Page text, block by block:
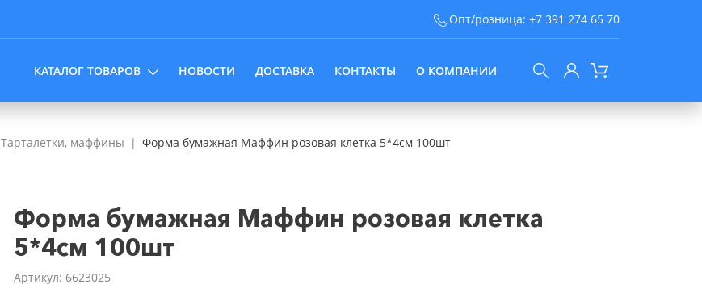
Опт/розница: +7 391 274 65 70
КАТАЛОГ ТОВАРОВ НОВОСТИ ДОСТАВКА КОНТАКТЫ О КОМПАНИИ
Тарталетки, маффины Форма бумажная Маффин розовая клетка 5*4см 100шт
Форма бумажная Маффин розовая клетка
5*4см 100шт
Артикул: 6623025